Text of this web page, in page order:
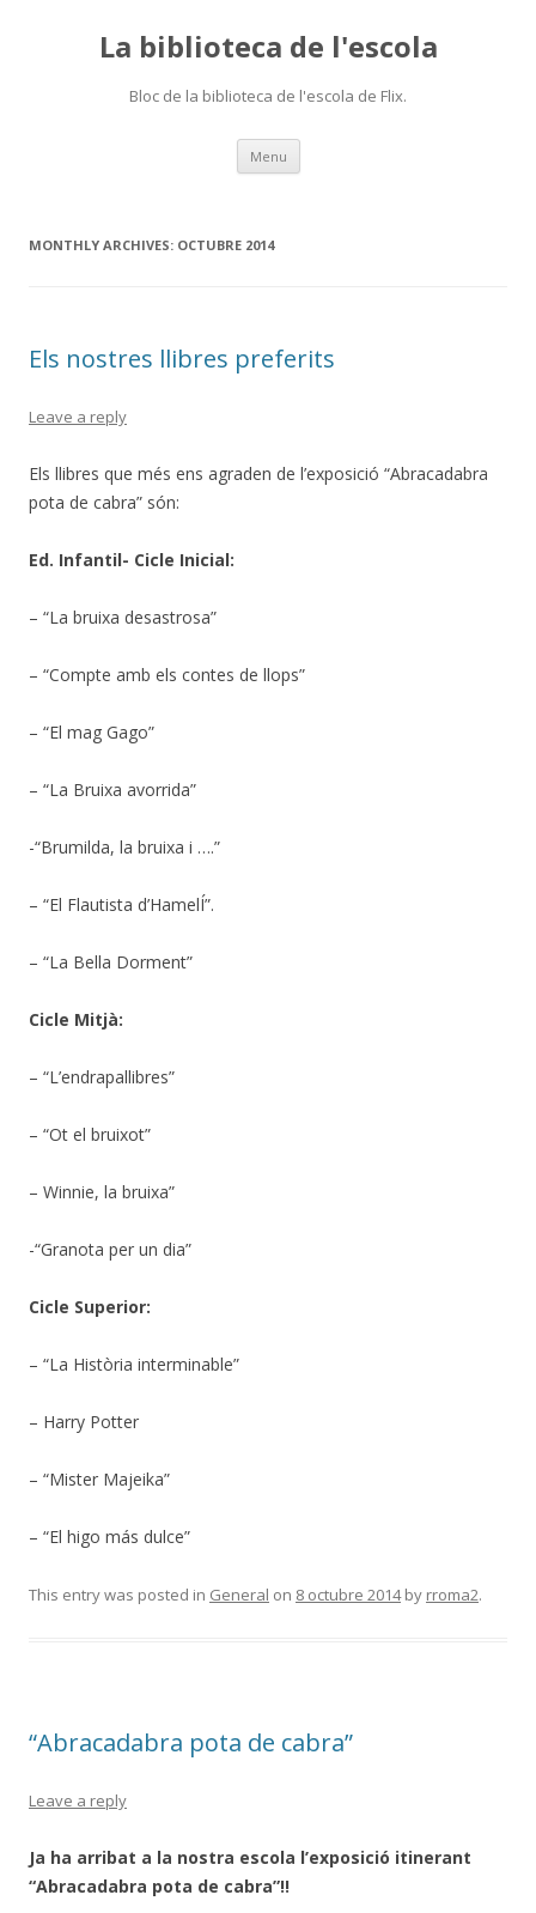
La biblioteca de l'escola
Bloc de la biblioteca de l'escola de Flix.
Menu Skip
content
MONTHLY ARCHIVES: OCTUBRE 2014
Els nostres llibres preferits
Leave a reply
Els llibres que més ens agraden de l’exposició “Abracadabra
pota de cabra” són:
Ed. Infantil- Cicle Inicial:
– “La bruixa desastrosa”
– “Compte amb els contes de llops”
– “El mag Gago”
– “La Bruixa avorrida”
-“Brumilda, la bruixa i ….”
– “El Flautista d’HamelÍ”.
– “La Bella Dorment”
Cicle Mitjà:
– “L’endrapallibres”
– “Ot el bruixot”
– Winnie, la bruixa”
-“Granota per un dia”
Cicle Superior:
– “La Història interminable”
– Harry Potter
– “Mister Majeika”
– “El higo más dulce”
This entry was posted in General on 8 octubre 2014by rroma2.
“Abracadabra pota de cabra”
Leave a reply
Ja ha arribat a la nostra escola l’exposició itinerant
“Abracadabra pota de cabra”!!